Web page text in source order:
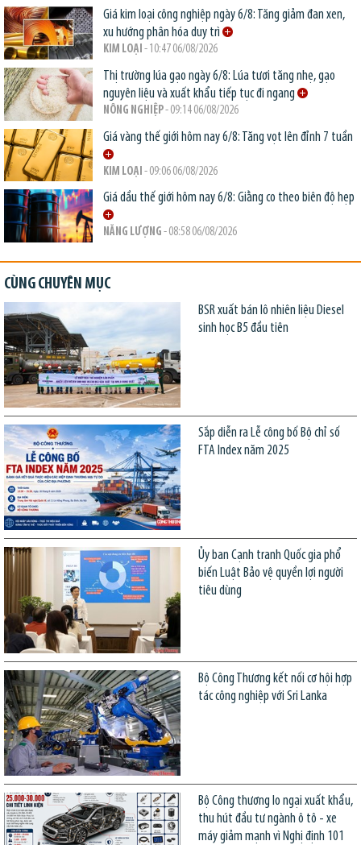
Giá kim loại công nghiệp ngày 6/8: Tăng giảm đan xen,
xu hướng phân hóa duy trì
KIM LOẠI - 10:47 06/08/2026
Thị trường lúa gạo ngày 6/8: Lúa tươi tăng nhẹ, gạo
nguyên liệu và xuất khẩu tiếp tục đi ngang
NÔNG NGHIỆP- 09:14 06/08/2026
Giá vàng thế giới hôm nay 6/8: Tăng vọt lên đỉnh 7 tuần
KIM LOẠI - 09:06 06/08/2026
Giá dầu thế giới hôm nay 6/8: Giằng co theo biên độ hẹp
NĂNG LƯỢNG - 08:58 06/08/2026
CÙNG CHUYÊN MỤC
BSR xuất bán lô nhiên liệu Diesel
sinh học B5 đầu tiên
Sắp diễn ra Lễ công bố Bộ chỉ số
FTA Index năm 2025
Ủy ban Cạnh tranh Quốc gia phổ
biến Luật Bảo vệ quyền lợi người
tiêu dùng
Bộ Công Thương kết nối cơ hội hợp
tác công nghiệp với Sri Lanka
Bộ Công thương lo ngại xuất khẩu,
thu hút đầu tư ngành ô tô - xe
máy giảm mạnh vì Nghị định 101